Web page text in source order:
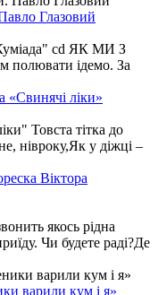
Глазовий
cd ЯК МИ З
ідемо. За
«Свинячі ліки»
Товста тітка до
нівроку,Як у діжці –
Віктора
якось рідна
Чи будете раді?Де
варили кум і я»